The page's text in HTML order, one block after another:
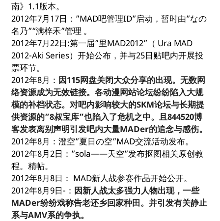
南》1.1版本。
2012年7月17日：”MAD吧管理ID”启动，暂时由”なの
名乃”“满梓禾”管理 。
2012年7月22日:第一届”里MAD2012”（ Ura MAD
2012-Aki Series）开始公布，并与25日贴吧内开展投
票环节。
2012年8月： 因115网盘关闭大众分享的出现。无数网
络资源成为无效链接。各动漫网站论坛纷纷陷入大规
模的补档状态。对吧内影响较大的SKM论坛与长期提
供资源的”8叔宝库”也陷入了危机之中。且844520博
客发表离别声明引发吧内大量MADer的追念与感伤。
2012年8月：澄空”夏日の空”MAD交流活动发布。
2012年8月2日：”sola——天空”发布抠图相关原创教
程。精帖。
2012年8月8日： MAD新人战参赛作品开始公开。
2012年8月9日-： 因新人战太多强力人物出现，一些
MADer纷纷戏称告老还乡回家种田。并引发有关静止
系与AMV系的争执。